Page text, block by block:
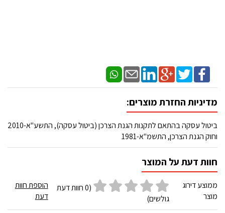
מדיניות החזרת מוצרים:
ביטול עסקה בהתאם לתקנות הגנת הצרכן (ביטול עסקה), התשע"א-2010
וחוק הגנת הצרכן, התשמ"א-1981
חוות דעת על המוצר
ממוצע דירוג
מוצר
(0 חוות דעת
גולשים)
הוספת חוות
דעת